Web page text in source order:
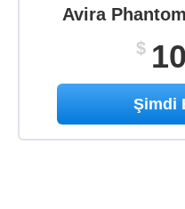
Avira
$
Şimdi